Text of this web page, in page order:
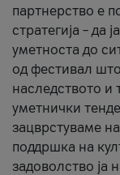
партнерство е
стратегија – да
уметноста до
од фестивал
наследството и
уметнички
зацврстуваме
поддршка на
задоволство ја